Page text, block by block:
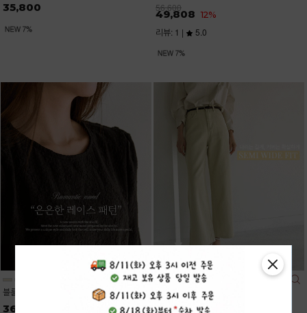
35,800
56,600
49,808 12%
리뷰: 1 | 5.0
블룸레이스 7부 퍼프 블라우스
36,200
데이즈 7컬러 롱,숏 일자 와이드진
34,900